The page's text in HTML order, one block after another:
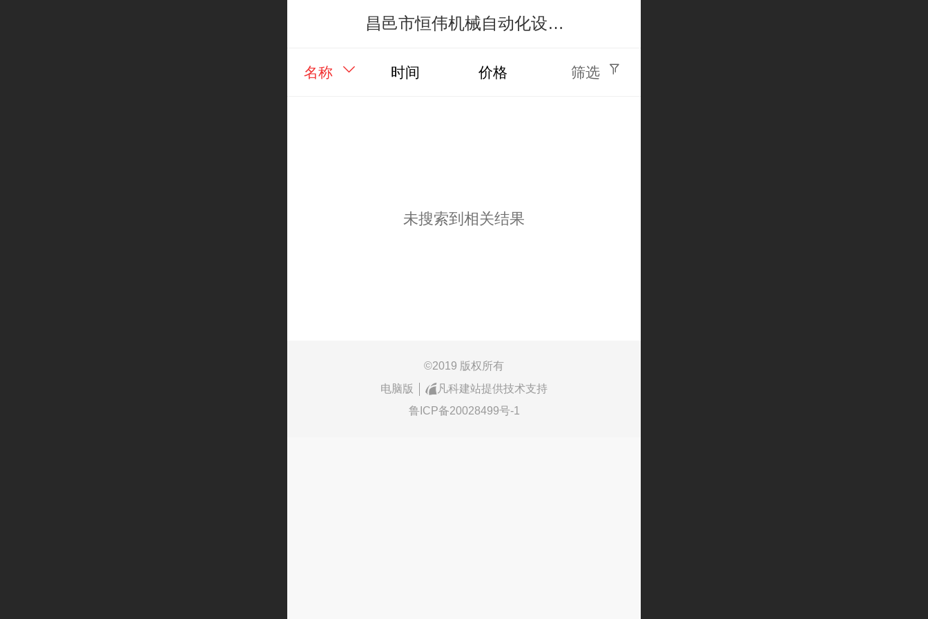
昌邑市恒伟机械自动化设备有限公司
名称 时间 价格 筛选
未搜索到相关结果
©2019 版权所有
电脑版
凡科建站提供技术支持
鲁ICP备20028499号-1